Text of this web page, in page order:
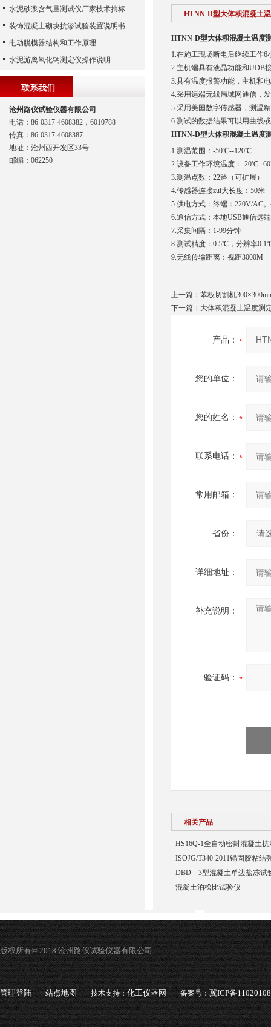
HTNN-D型大体积混凝土
HTNN-D型大体积混凝土温度
1.在施工现场断电后继续工作6
2.主机端具有液晶功能和UDB
3.具有温度报警功能，主机和
4.采用远端无线局域网通信，
5.采用美国数字传感器，测温
6.测试的数据结果可以用曲线
HTNN-D型大体积混凝土温度
1.测温范围：-50℃--120℃
2.设备工作环境温度：-20℃--
3.测温点数：22路（可扩展）
4.传感器连接zui大长度：50米
5.供电方式：终端：220V/AC
6.通信方式：本地USB通信远
7.采集间隔：1-99分钟
8.测试精度：0.5℃，分辨率
9.无线传输距离：视距3000M
上一篇： 苯板切割机
下一篇： 大体积混凝土温度测
产品：
您的单位：
您的姓名：
联系电话：
常用邮箱：
省份：
详细地址：
补充说明：
验证码：
相关产品
HS16Q-1全自动密封混凝土抗
ISOJG/T340-2011锚固胶粘结
DBD－3型混凝土单边盐冻试
混凝土泊松比试验仪
水泥砂浆含气量测试仪厂家技术捎标
装饰混凝土砌块抗渗试验装置说明书
电动脱模器结构和工作原理
水泥游离氧化钙测定仪操作说明
联系我们
沧州路仪试验仪器有限公司
电话：86-0317-4608382，6010788
传真：86-0317-4608387
地址：沧州西开发区33号
邮编：062250
版权所有© 2018 沧州路仪试验仪器有限公司
管理登陆 站点地图 技术支持：化工仪器网 备案号：冀ICP备